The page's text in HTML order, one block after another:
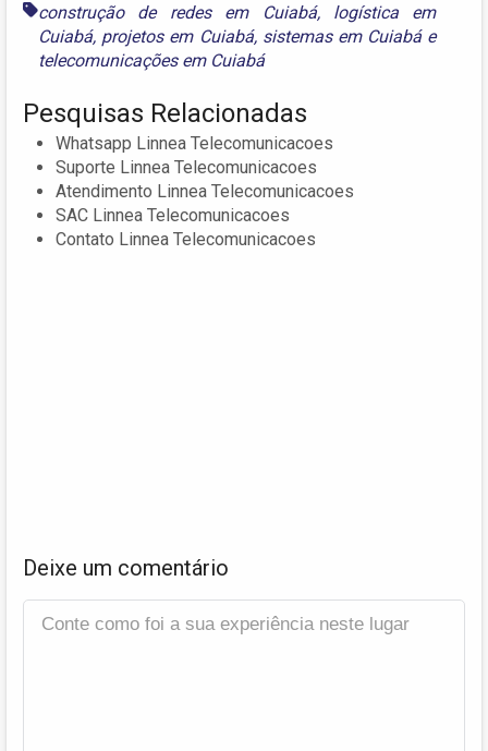
construção de redes em Cuiabá, logística em
Cuiabá, projetos em Cuiabá, sistemas em Cuiabáe
telecomunicações em Cuiabá
Pesquisas Relacionadas
Whatsapp Linnea Telecomunicacoes
Suporte Linnea Telecomunicacoes
Atendimento Linnea Telecomunicacoes
SAC Linnea Telecomunicacoes
Contato Linnea Telecomunicacoes
Deixe um comentário